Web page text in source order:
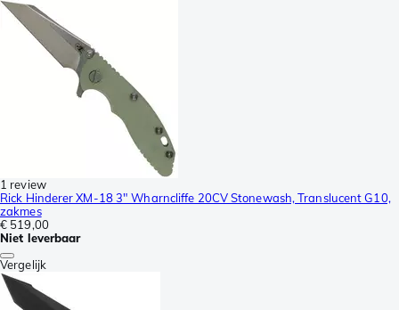
1 review
Rick Hinderer XM-18 3" Wharncliffe 20CV Stonewash, Translucent G10,
zakmes
€ 519,00
Niet leverbaar
Vergelijk